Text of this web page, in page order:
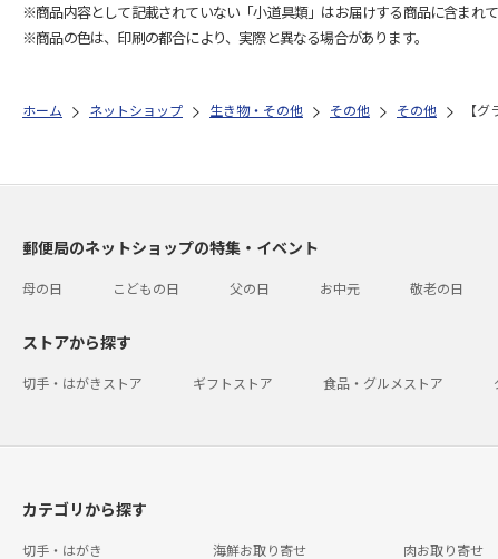
※商品内容として記載されていない「小道具類」はお届けする商品に含まれて
※商品の色は、印刷の都合により、実際と異なる場合があります。
ホーム ネットショップ 生き物・その他 その他 その他 【
郵便局のネットショップの特集・イベント
母の日 こどもの日 父の日 お中元 敬老の日
ストアから探す
切手・はがきストア ギフトストア 食品・グルメストア
カテゴリから探す
切手・はがき 海鮮お取り寄せ 肉お取り寄せ